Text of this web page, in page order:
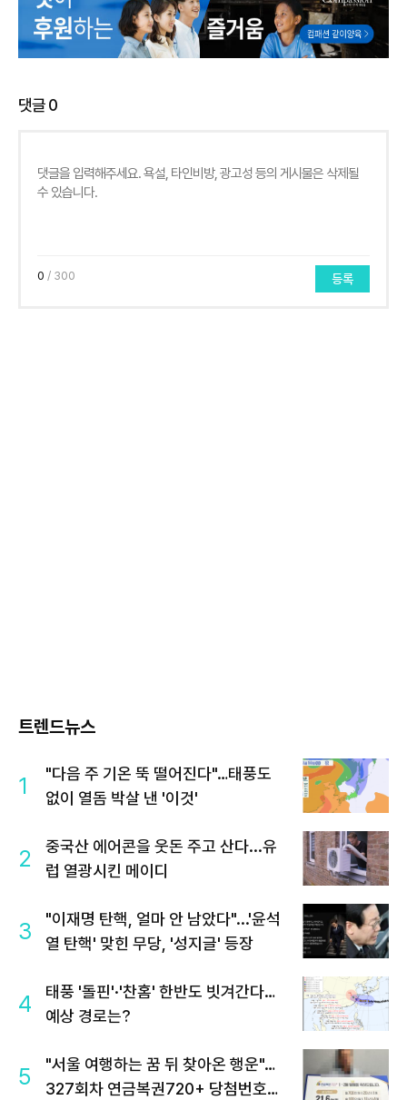
댓글0
0 / 300 등록
트렌드뉴스
1
"다음 주 기온 뚝 떨어진다"…태풍도
없이 열돔 박살 낸 '이것'
2
중국산 에어콘을 웃돈 주고 산다...유
럽 열광시킨 메이디
3
"이재명 탄핵, 얼마 안 남았다"...'윤석
열 탄핵' 맞힌 무당, '성지글' 등장
4
태풍 '돌핀'·'찬홈' 한반도 빗겨간다…
예상 경로는?
5
"서울 여행하는 꿈 뒤 찾아온 행운"…
327회차 연금복권720+ 당첨번호조